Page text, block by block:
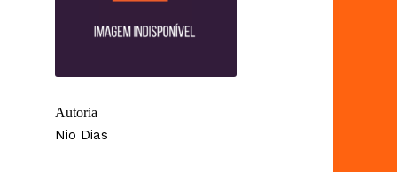
Autoria
Nio Dias